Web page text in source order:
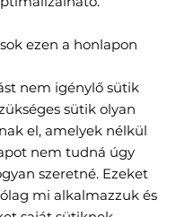
ezen a honlapon
nem igénylő sütik
sütik olyan
el, amelyek nélkül
nem tudná úgy
szeretné. Ezeket
mi alkalmazzuk és